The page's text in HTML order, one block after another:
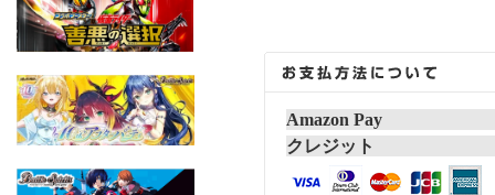
Amazon Pay
クレジット